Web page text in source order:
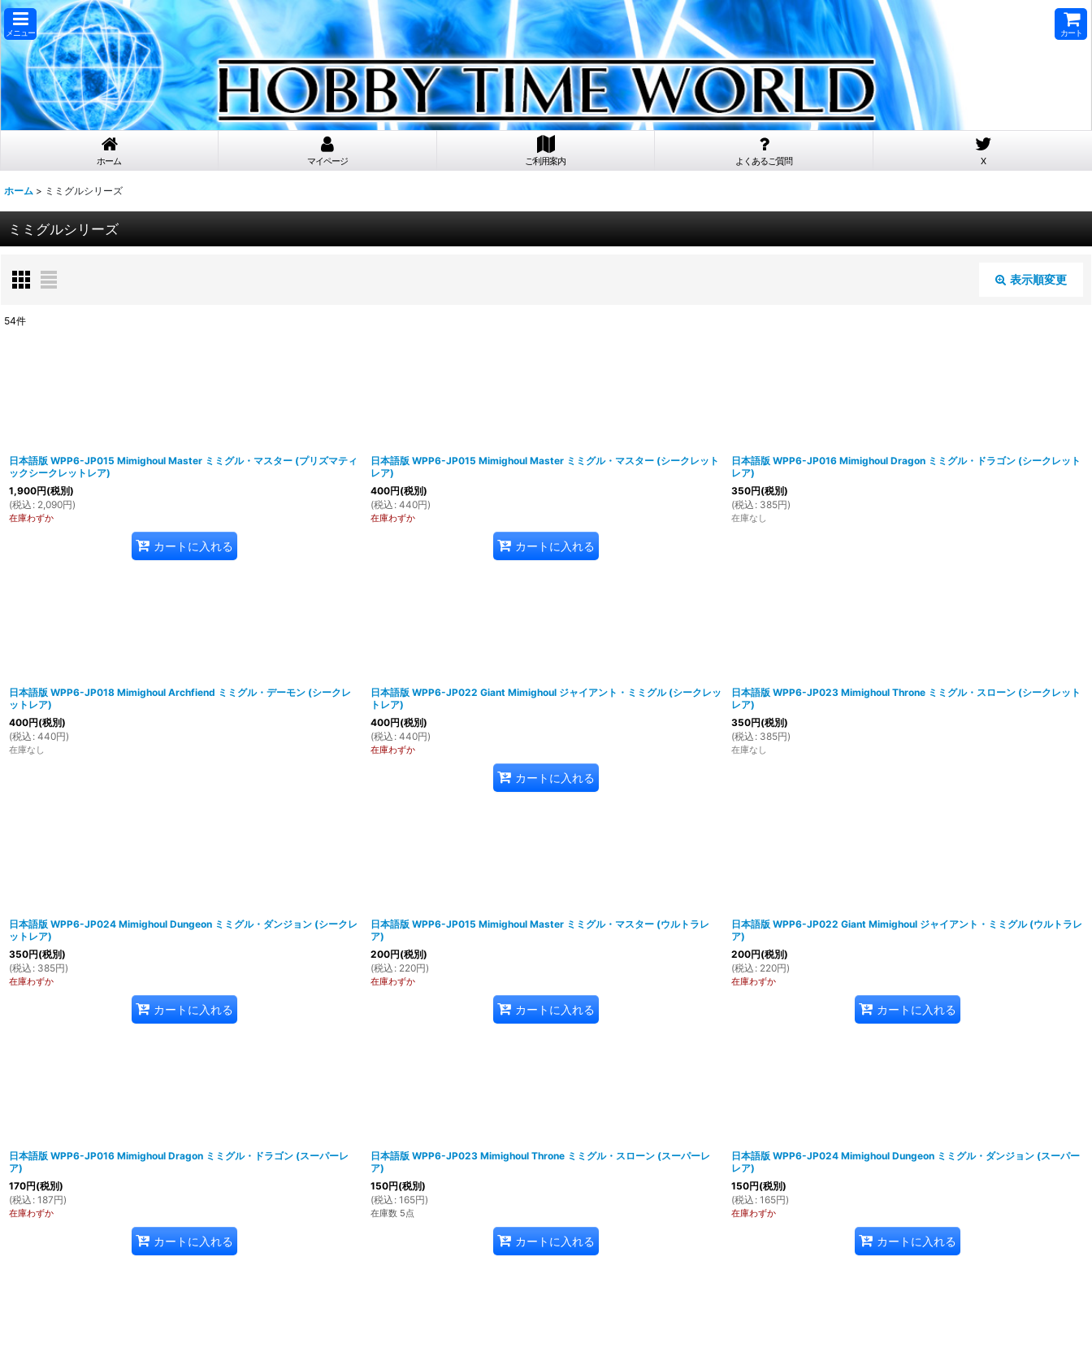
メニュー カート
ホーム マイページ ご利用案内 よくあるご質問 X
ホーム > ミミグルシリーズ
ミミグルシリーズ
表示順変更
54件
日本語版 WPP6-JP015 Mimighoul Master ミミグル・マスター (プリズマティ
ックシークレットレア)
1,900円(税別)
(税込 : 2,090円)
在庫わずか
カートに入れる
日本語版 WPP6-JP015 Mimighoul Master ミミグル・マスター (シークレット
レア)
400円(税別)
(税込 : 440円)
在庫わずか
カートに入れる
日本語版 WPP6-JP016 Mimighoul Dragon ミミグル・ドラゴン (シークレット
レア)
350円(税別)
(税込 : 385円)
在庫なし
日本語版 WPP6-JP018 Mimighoul Archfiend ミミグル・デーモン (シークレ
ットレア)
400円(税別)
(税込 : 440円)
在庫なし
日本語版 WPP6-JP022 Giant Mimighoul ジャイアント・ミミグル (シークレッ
トレア)
400円(税別)
(税込 : 440円)
在庫わずか
カートに入れる
日本語版 WPP6-JP023 Mimighoul Throne ミミグル・スローン (シークレット
レア)
350円(税別)
(税込 : 385円)
在庫なし
日本語版 WPP6-JP024 Mimighoul Dungeon ミミグル・ダンジョン (シークレ
ットレア)
350円(税別)
(税込 : 385円)
在庫わずか
カートに入れる
日本語版 WPP6-JP015 Mimighoul Master ミミグル・マスター (ウルトラレ
ア)
200円(税別)
(税込 : 220円)
在庫わずか
カートに入れる
日本語版 WPP6-JP022 Giant Mimighoul ジャイアント・ミミグル (ウルトラレ
ア)
200円(税別)
(税込 : 220円)
在庫わずか
カートに入れる
日本語版 WPP6-JP016 Mimighoul Dragon ミミグル・ドラゴン (スーパーレ
ア)
170円(税別)
(税込 : 187円)
在庫わずか
カートに入れる
日本語版 WPP6-JP023 Mimighoul Throne ミミグル・スローン (スーパーレ
ア)
150円(税別)
(税込 : 165円)
在庫数 5点
カートに入れる
日本語版 WPP6-JP024 Mimighoul Dungeon ミミグル・ダンジョン (スーパー
レア)
150円(税別)
(税込 : 165円)
在庫わずか
カートに入れる